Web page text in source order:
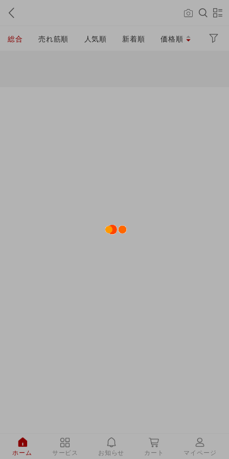
総合 売れ筋順 人気順 新着順 価格順
ホーム サービス お知らせ カート マイページ